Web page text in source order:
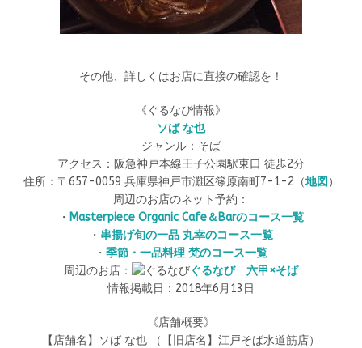
その他、詳しくはお店に直接の確認を！
《ぐるなび情報》
ソば な也
ジャンル：そば
アクセス：阪急神戸本線王子公園駅東口 徒歩2分
住所：〒657-0059 兵庫県神戸市灘区篠原南町7-1-2（地図 ）
周辺のお店のネット予約：
・ Masterpiece Organic Cafe＆Barのコース一覧
・ 串揚げ旬の一品 丸幸のコース一覧
・ 季節・一品料理 梵のコース一覧
周辺のお店：
ぐるなび
六甲×そば
情報掲載日：2018年6月13日
《店舗概要》
【店舗名】ソば な也 （【旧店名】江戸そば水道筋店）